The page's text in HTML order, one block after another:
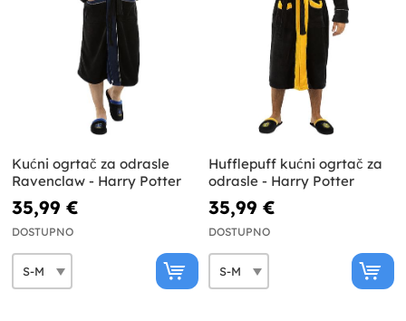
Kućni ogrtač za odrasle
Ravenclaw - Harry Potter
35,99 €
DOSTUPNO
Hufflepuff kućni ogrtač za
odrasle - Harry Potter
35,99 €
DOSTUPNO